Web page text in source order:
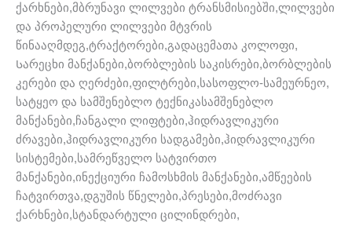
ქარხნები,მბრუნავი ლილვები ტრანსმისიებში,ლილვები
და პროპელური ლილვები მტვრის
წინააღმდეგ,ტრაქტორები,გადაცემათა კოლოფი,
Სარეცხი მანქანები,ბორბლების საკისრები,ბორბლების
კერები და ღერძები,ფილტრები,სასოფლო-სამეურნეო,
სატყეო და სამშენებლო ტექნიკასამშენებლო
მანქანები,ჩანგალი ლიფტები,ჰიდრავლიკური
ძრავები,ჰიდრავლიკური სადგამები,ჰიდრავლიკური
სისტემები,სამრეწველო სატვირთო
მანქანები,ინექციური ჩამოსხმის მანქანები,ამწეების
ჩატვირთვა,დგუშის წნელები,პრესები,მოძრავი
ქარხნები,სტანდარტული ცილინდრები,